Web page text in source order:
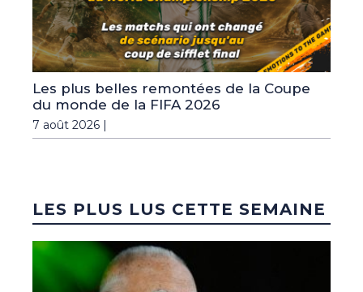
Les plus belles remontées de la Coupe
du monde de la FIFA 2026
7 août 2026 |
LES PLUS LUS CETTE SEMAINE